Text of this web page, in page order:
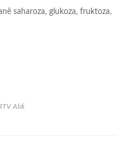
saharoza, glukoza, fruktoza,
Aldi